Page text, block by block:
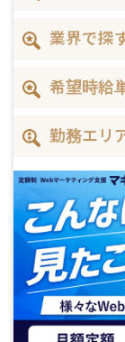
業界で探
希望時給
勤務エリ